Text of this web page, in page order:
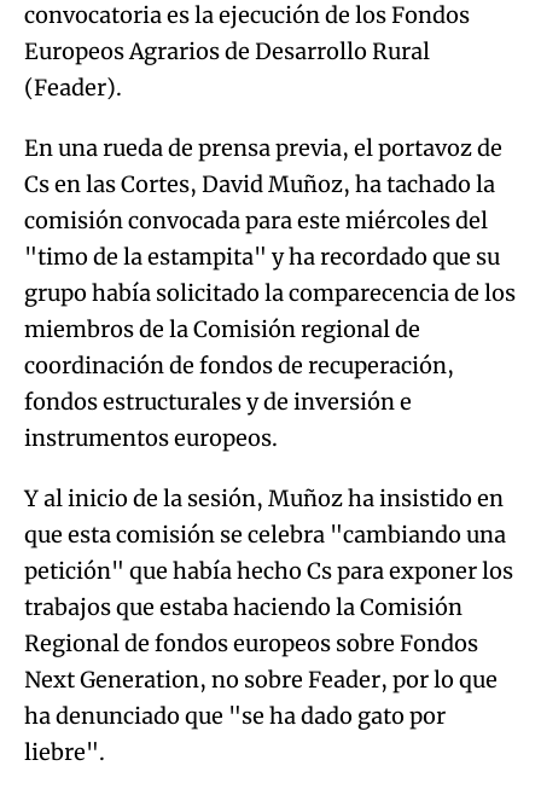
convocatoria es la ejecución de los Fondos
Europeos Agrarios de Desarrollo Rural
(Feader).
En una rueda de prensa previa, el portavoz de
Cs en las Cortes, David Muñoz, ha tachado la
comisión convocada para este miércoles del
"timo de la estampita" y ha recordado que su
grupo había solicitado la comparecencia de los
miembros de la Comisión regional de
coordinación de fondos de recuperación,
fondos estructurales y de inversión e
instrumentos europeos.
Y al inicio de la sesión, Muñoz ha insistido en
que esta comisión se celebra "cambiando una
petición" que había hecho Cs para exponer los
trabajos que estaba haciendo la Comisión
Regional de fondos europeos sobre Fondos
Next Generation, no sobre Feader, por lo que
ha denunciado que "se ha dado gato por
liebre".